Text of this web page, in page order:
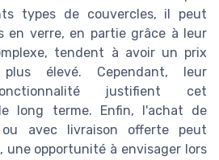
types de couvercles, il peut
en verre, en partie grâce à leur
tendent à avoir un prix
élevé. Cependant, leur
justifient cet
long terme. Enfin, l'achat de
avec livraison offerte peut
une opportunité à envisager lors